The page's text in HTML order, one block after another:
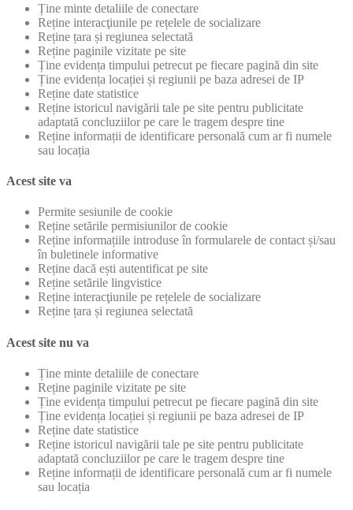
Ține minte detaliile de conectare
Reține interacţiunile pe rețelele de socializare
Reține țara și regiunea selectată
Reține paginile vizitate pe site
Ține evidența timpului petrecut pe fiecare pagină din site
Ține evidența locației și regiunii pe baza adresei de IP
Reține date statistice
Reține istoricul navigării tale pe site pentru publicitate
adaptată concluziilor pe care le tragem despre tine
Reține informații de identificare personală cum ar fi numele
sau locația
Acest site va
Permite sesiunile de cookie
Reține setările permisiunilor de cookie
Reține informațiile introduse în formularele de contact și/sau
în buletinele informative
Reține dacă ești autentificat pe site
Reține setările lingvistice
Reține interacţiunile pe rețelele de socializare
Reține țara și regiunea selectată
Acest site nu va
Ține minte detaliile de conectare
Reține paginile vizitate pe site
Ține evidența timpului petrecut pe fiecare pagină din site
Ține evidența locației și regiunii pe baza adresei de IP
Reține date statistice
Reține istoricul navigării tale pe site pentru publicitate
adaptată concluziilor pe care le tragem despre tine
Reține informații de identificare personală cum ar fi numele
sau locația